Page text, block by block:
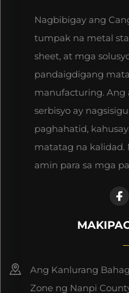
Nagbibigay ang
tumpak na metal
sheet, at mga
pandaigdigang
manufacturing.
serbisyo ay
paghahatid,
matatag na kalidad.
amin para sa mga
Ang Kanlurang
Zone ng Nanpi